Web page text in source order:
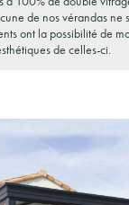
de nos vérandas ne
ont la possibilité de
de celles-ci.